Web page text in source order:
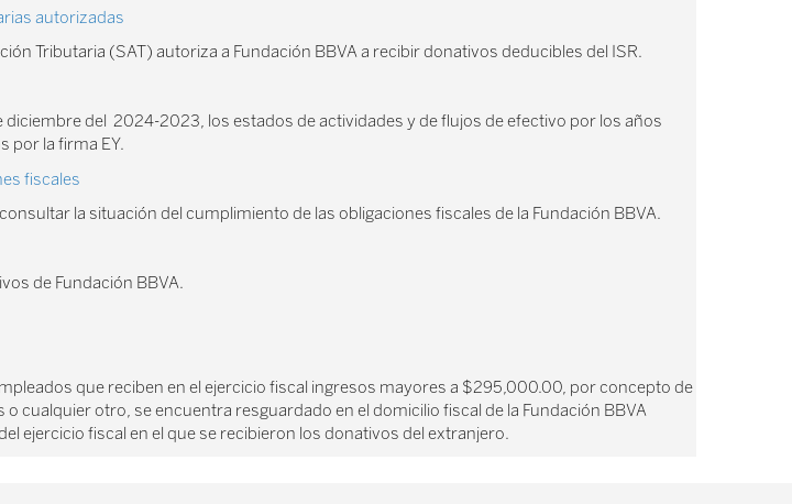
autorizadas
Tributaria (SAT) autoriza a Fundación BBVA a recibir donativos deducibles del ISR.
diciembre del 2024-2023, los estados de actividades y de flujos de efectivo por los años
por la firma EY.
fiscales
la situación del cumplimiento de las obligaciones fiscales de la Fundación BBVA.
de Fundación BBVA.
que reciben en el ejercicio fiscal ingresos mayores a $295,000.00, por concepto de
cualquier otro, se encuentra resguardado en el domicilio fiscal de la Fundación BBVA
ejercicio fiscal en el que se recibieron los donativos del extranjero.